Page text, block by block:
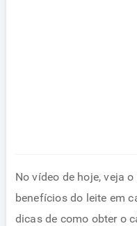
No vídeo de hoje, veja
benefícios do leite em
dicas de como obter o